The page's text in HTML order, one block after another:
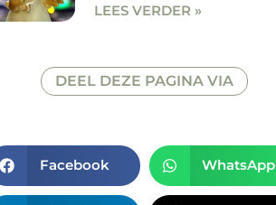
LEES VERDER »
DEEL DEZE PAGINA VIA
Facebook WhatsApp